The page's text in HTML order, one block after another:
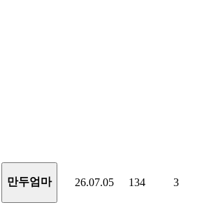
만두엄마 26.07.05 134 3